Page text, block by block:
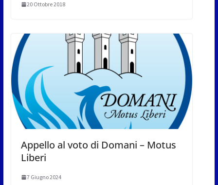
20 Ottobre 2018
Appello al voto di Domani – Motus
Liberi
7 Giugno 2024